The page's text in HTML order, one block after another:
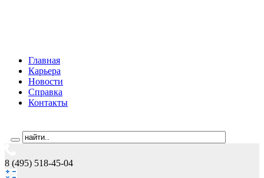
Главная
Карьера
Новости
Справка
Контакты
8 (495) 518-45-04